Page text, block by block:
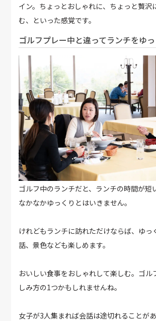
イン。ちょっとおしゃれに、ちょっと贅沢
む、といった感覚です。
ゴルフプレー中と違ってランチをゆ
ゴルフ中のランチだと、ランチの時間が短
なかなかゆっくりとはいきません。
けれどもランチに訪れただけならば、ゆっ
話、景色なども楽しめます。
おいしい食事をおしゃれして楽しむ。ゴル
しみ方の1つかもしれませんね。
女子が3人集まれば会話は途切れることがあ